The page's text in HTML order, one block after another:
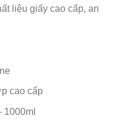
liệu giấy cao cấp, an
cao cấp
1000ml